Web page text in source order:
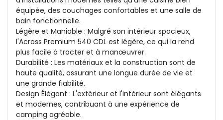
équipée, des couchages confortables et une salle de
bain fonctionnelle.
Légère et Maniable : Malgré son intérieur spacieux,
l'Across Premium 540 CDL est légère, ce qui la rend
plus facile à tracter et à manœuvrer.
Durabilité : Les matériaux et la construction sont de
haute qualité, assurant une longue durée de vie et
une grande fiabilité.
Design Élégant : L'extérieur et l'intérieur sont élégants
et modernes, contribuant à une expérience de
camping agréable.